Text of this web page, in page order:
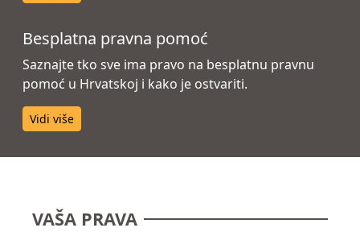
Besplatna pravna pomoć
Saznajte tko sve ima pravo na besplatnu pravnu
pomoć u Hrvatskoj i kako je ostvariti.
Vidi više
VAŠA PRAVA